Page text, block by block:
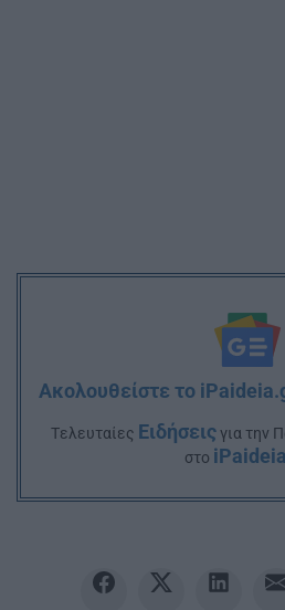
Ακολουθείστε το
Tελευταίες Ειδήσειςγια την
στο